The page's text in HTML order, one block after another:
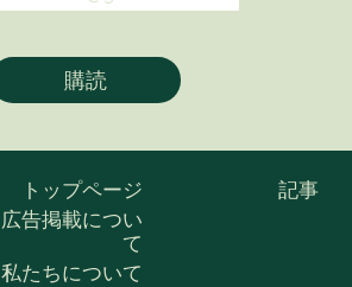
トップページ
広告掲載につい
て
私たちについて
記事